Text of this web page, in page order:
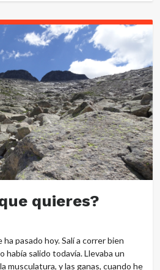
quieres?
pasado hoy. Salí a correr bien
había salido todavía. Llevaba un
musculatura, y las ganas, cuando he